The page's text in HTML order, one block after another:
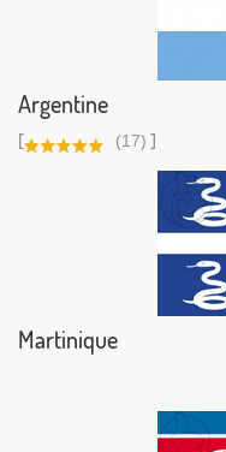
Argentine
[ (17) ]
Martinique